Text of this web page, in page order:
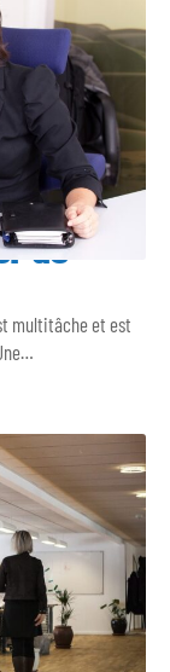
de
multitâche et est
…